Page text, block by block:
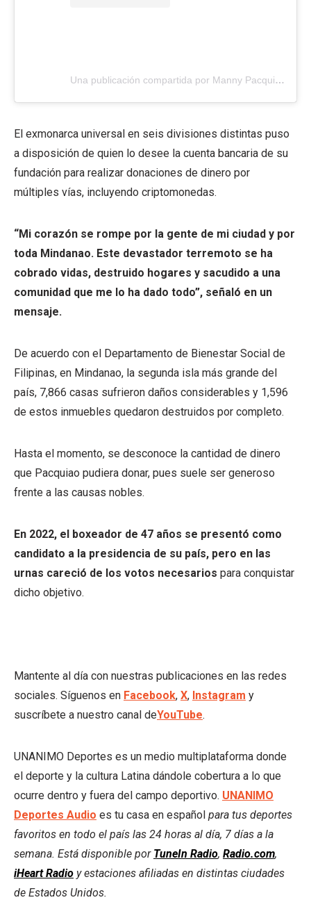
Una publicación compartida por Manny Pacquiao Foundation (@pacquiaofoundation)
El exmonarca universal en seis divisiones distintas puso
a disposición de quien lo desee la cuenta bancaria de su
fundación para realizar donaciones de dinero por
múltiples vías, incluyendo criptomonedas.
“Mi corazón se rompe por la gente de mi ciudad y por
toda Mindanao. Este devastador terremoto se ha
cobrado vidas, destruido hogares y sacudido a una
comunidad que me lo ha dado todo”, señaló en un
mensaje.
De acuerdo con el Departamento de Bienestar Social de
Filipinas, en Mindanao, la segunda isla más grande del
país, 7,866 casas sufrieron daños considerables y 1,596
de estos inmuebles quedaron destruidos por completo.
Hasta el momento, se desconoce la cantidad de dinero
que Pacquiao pudiera donar, pues suele ser generoso
frente a las causas nobles.
En 2022, el boxeador de 47 años se presentó como
candidato a la presidencia de su país, pero en las
urnas careció de los votos necesarios para conquistar
dicho objetivo.
Mantente al día con nuestras publicaciones en las redes
sociales. Síguenos en Facebook, X, Instagram y
suscríbete a nuestro canal deYouTube.
UNANIMO Deportes es un medio multiplataforma donde
el deporte y la cultura Latina dándole cobertura a lo que
ocurre dentro y fuera del campo deportivo. UNANIMO
Deportes Audio es tu casa en español para tus deportes
favoritos en todo el país las 24 horas al día, 7 días a la
semana. Está disponible por TuneIn Radio, Radio.com,
iHeart Radio y estaciones afiliadas en distintas ciudades
de Estados Unidos.